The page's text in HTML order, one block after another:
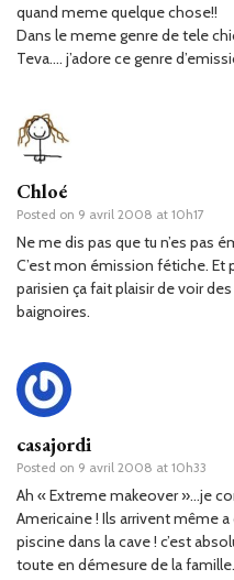
quand meme quelque chose!!
Dans le meme genre de tele
Teva…. j’adore ce genre
Chloé
Posted on 9 avril 2008 at 10h17
Ne me dis pas que tu n’es pas
C’est mon émission fétiche. Et
parisien ça fait plaisir de voir
baignoires.
casajordi
Posted on 9 avril 2008 at 10h33
Ah « Extreme makeover »…je
Americaine ! Ils arrivent même
piscine dans la cave ! c’est
toute en démesure de la